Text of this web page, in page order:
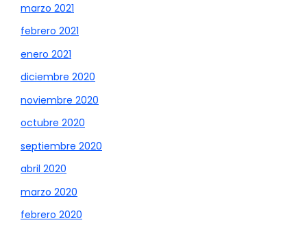
marzo 2021
febrero 2021
enero 2021
diciembre 2020
noviembre 2020
octubre 2020
septiembre 2020
abril 2020
marzo 2020
febrero 2020